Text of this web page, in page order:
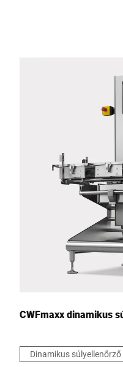
Az Ön üzenete nekünk *
CWFmaxx dinamikus
Dinamikus súlyellenőrző